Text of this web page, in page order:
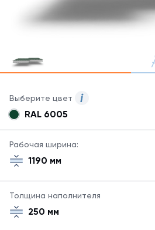
Выберите цвет
сэндвич-
панелей
все
RAL 6005
Рабочая ширина:
1190 мм
Толщина наполнителя
250 мм